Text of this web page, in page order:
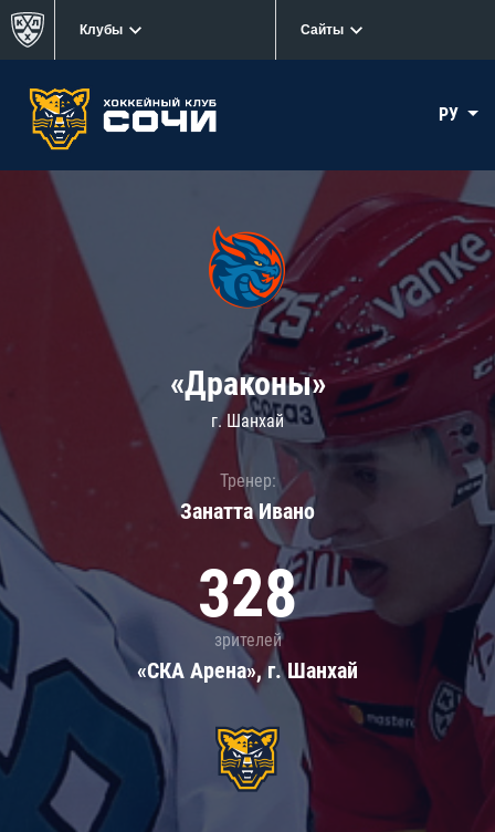
Клубы Сайты
РУ
«Драконы»
г. Шанхай
Тренер:
Занатта Иванo
328
зрителей
«СКА Арена», г. Шанхай